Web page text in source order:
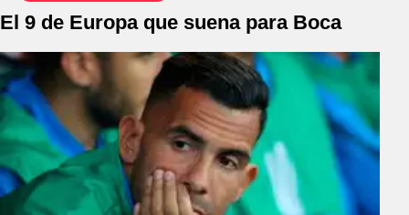
El 9 de Europa que suena para Boca